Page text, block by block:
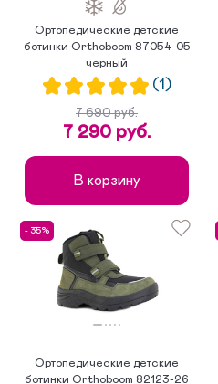
Ортопедические детские
ботинки Orthoboom 87054-05
черный
(1)
7 690 руб.
7 290 руб.
В корзину
- 35%
Ортопедические детские
ботинки Orthoboom 82123-26